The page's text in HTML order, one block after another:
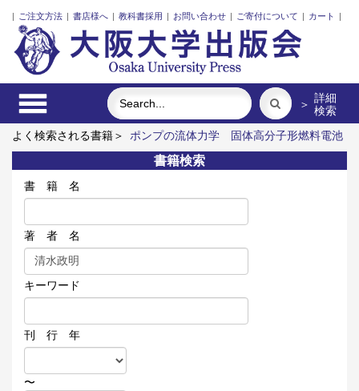
| ご注文方法 | 書店様へ | 教科書採用 | お問い合わせ | ご寄付について | カート |
＞ 詳細
検索
よく検索される書籍＞
ポンプの流体力学
固体高分子形燃料電池
要素材料・水素貯蔵材料の知的設計
三人の藤野先生、その生涯
と交流
脳の神秘を探る 街に拓く大学 ロシア語
書籍検索
書 籍 名
著 者 名
キーワード
刊 行 年
〜